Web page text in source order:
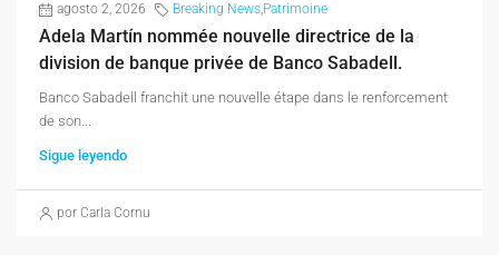
agosto 2, 2026 Breaking News,Patrimoine
Adela Martín nommée nouvelle directrice de la
division de banque privée de Banco Sabadell.
Banco Sabadell franchit une nouvelle étape dans le renforcement
de son...
Sigue leyendo
por Carla Cornu